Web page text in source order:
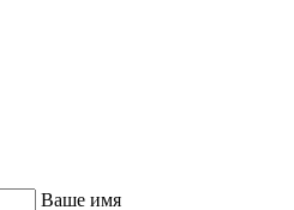
Ваше имя